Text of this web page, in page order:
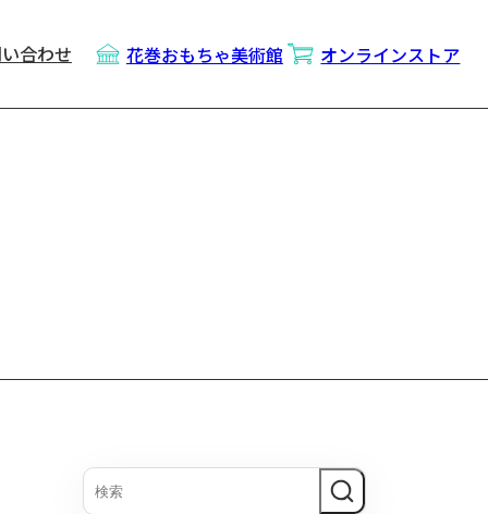
合わせ 花巻おもちゃ美術館 オンラインストア